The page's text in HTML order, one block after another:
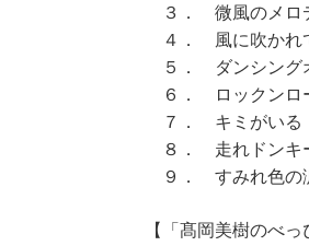
３． 微風のメ
４． 風に吹かれ
５． ダンシング
６． ロックン
７． キミがいる
８． 走れドン
９． すみれ色
【「髙岡美樹のべ